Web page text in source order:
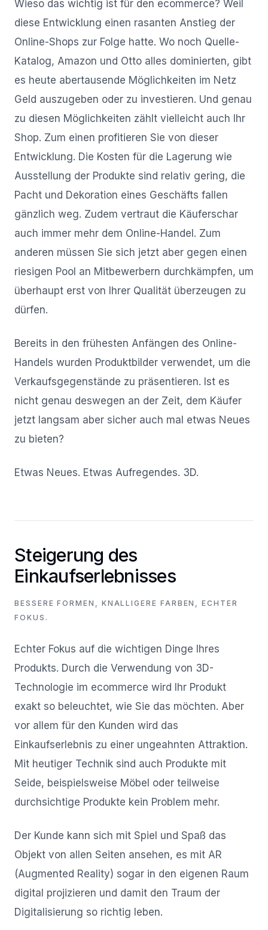
Wieso das wichtig ist für den ecommerce? Weil
diese Entwicklung einen rasanten Anstieg der
Online-Shops zur Folge hatte. Wo noch Quelle-
Katalog, Amazon und Otto alles dominierten, gibt
es heute abertausende Möglichkeiten im Netz
Geld auszugeben oder zu investieren. Und genau
zu diesen Möglichkeiten zählt vielleicht auch Ihr
Shop. Zum einen profitieren Sie von dieser
Entwicklung. Die Kosten für die Lagerung wie
Ausstellung der Produkte sind relativ gering, die
Pacht und Dekoration eines Geschäfts fallen
gänzlich weg. Zudem vertraut die Käuferschar
auch immer mehr dem Online-Handel. Zum
anderen müssen Sie sich jetzt aber gegen einen
riesigen Pool an Mitbewerbern durchkämpfen, um
überhaupt erst von Ihrer Qualität überzeugen zu
dürfen.
Bereits in den frühesten Anfängen des Online-
Handels wurden Produktbilder verwendet, um die
Verkaufsgegenstände zu präsentieren. Ist es
nicht genau deswegen an der Zeit, dem Käufer
jetzt langsam aber sicher auch mal etwas Neues
zu bieten?
Etwas Neues. Etwas Aufregendes. 3D.
Steigerung des
Einkaufserlebnisses
BESSERE FORMEN, KNALLIGERE FARBEN, ECHTER
FOKUS.
Echter Fokus auf die wichtigen Dinge Ihres
Produkts. Durch die Verwendung von 3D-
Technologie im ecommerce wird Ihr Produkt
exakt so beleuchtet, wie Sie das möchten. Aber
vor allem für den Kunden wird das
Einkaufserlebnis zu einer ungeahnten Attraktion.
Mit heutiger Technik sind auch Produkte mit
Seide, beispielsweise Möbel oder teilweise
durchsichtige Produkte kein Problem mehr.
Der Kunde kann sich mit Spiel und Spaß das
Objekt von allen Seiten ansehen, es mit AR
(Augmented Reality) sogar in den eigenen Raum
digital projizieren und damit den Traum der
Digitalisierung so richtig leben.